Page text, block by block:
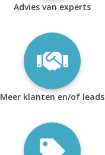
Advies van experts
Meer klanten en/of leads